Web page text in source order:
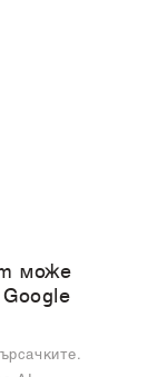
може